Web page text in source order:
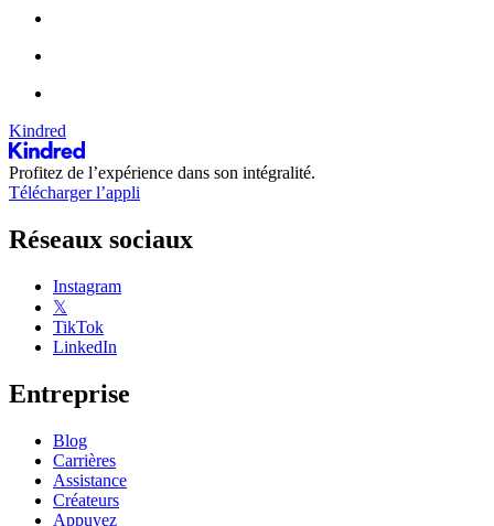
Kindred
Profitez de l’expérience dans son intégralité.
Télécharger l’appli
Réseaux sociaux
Instagram
𝕏
TikTok
LinkedIn
Entreprise
Blog
Carrières
Assistance
Créateurs
Appuyez